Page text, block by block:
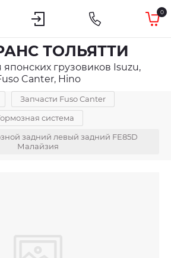
0
ТОЛЬЯТТИ
японских грузовиков Isuzu,
Canter, Hino
Запчасти Fuso Canter
система
задний левый задний FE85D
Малайзия